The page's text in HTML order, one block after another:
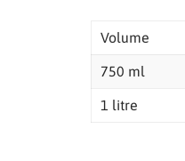
Volume
750 ml
1 litre